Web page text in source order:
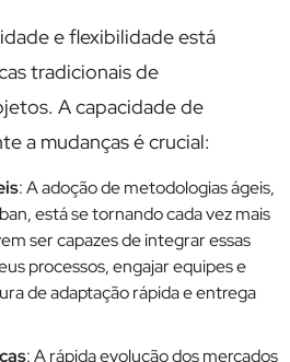
e flexibilidade está
tradicionais de
A capacidade de
a mudanças é crucial:
: A adoção de metodologias ágeis,
está se tornando cada vez mais
ser capazes de integrar essas
processos, engajar equipes e
de adaptação rápida e entrega
: A rápida evolução dos mercados